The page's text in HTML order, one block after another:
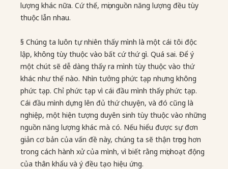
lượng khác nữa. Cứ thế, mọi nguồn năng lượng đều tùy
thuộc lẫn nhau.
§ Chúng ta luôn tự nhiên thấy mình là một cái tôi độc
lập, không tùy thuộc vào bất cứ thứ gì. Quá sai. Để ý
một chút sẽ dễ dàng thấy ra mình tùy thuộc vào thứ
khác như thế nào. Nhìn tưởng phức tạp nhưng không
phức tạp. Chỉ phức tạp vì cái đầu mình thấy phức tạp.
Cái đầu mình dựng lên đủ thứ chuyện, và đó cũng là
nghiệp, một hiện tượng duyên sinh tùy thuộc vào những
nguồn năng lượng khác mà có. Nếu hiểu được sự đơn
giản cơ bản của vấn đề này, chúng ta sẽ thận trọng hơn
trong cách hành xử của mình, vì biết rằng mọi hoạt động
của thân khẩu và ý đều tạo hiệu ứng.